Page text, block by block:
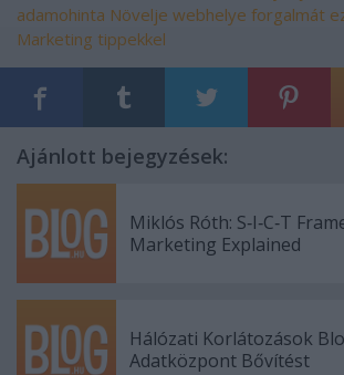
adamohinta Növelje webhelye forgalmát
Marketing tippekkel
Ajánlott bejegyzések:
Miklós Róth: S‑I‑C‑T
Marketing Explained
Hálózati Korlátozások
Adatközpont Bővítést